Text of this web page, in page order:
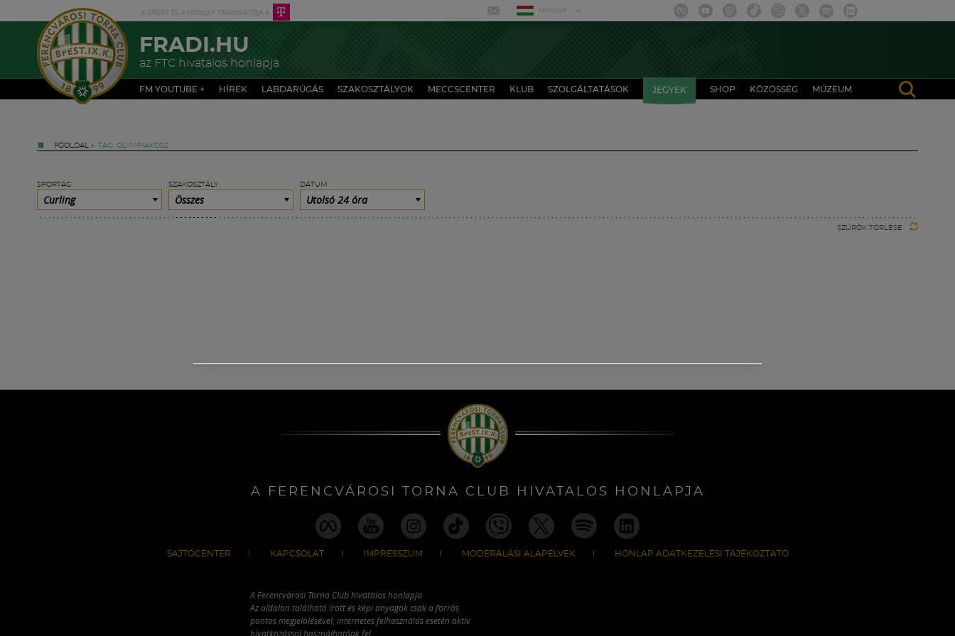
MAGYAR
FRADI.HU
az FTC hivatalos honlapja
FM YOUTUBE + HÍREK LABDARÚGÁS SZAKOSZTÁLYOK MECCSCENTER KLUB SZOLGÁLTATÁSOK JEGYEK SHOP KÖZÖSSÉG MÚZEUM
FŐOLDAL » TAG: OLYMPIAKOSZ
SPORTÁG
Curling
SZAKOSZTÁLY
Összes
DÁTUM
Utolsó 24 óra
SZŰRŐK TÖRLÉSE
A FERENCVÁROSI TORNA CLUB HIVATALOS HONLAPJA
SAJTÓCENTER KAPCSOLAT IMPRESSZUM MODERÁLÁSI ALAPELVEK HONLAP ADATKEZELÉSI TÁJÉKOZTATÓ
A Ferencvárosi Torna Club hivatalos honlapja
Az oldalon található írott és képi anyagok csak a forrás
pontos megjelölésével, internetes felhasználás esetén aktív
hivatkozással használhatóak fel.